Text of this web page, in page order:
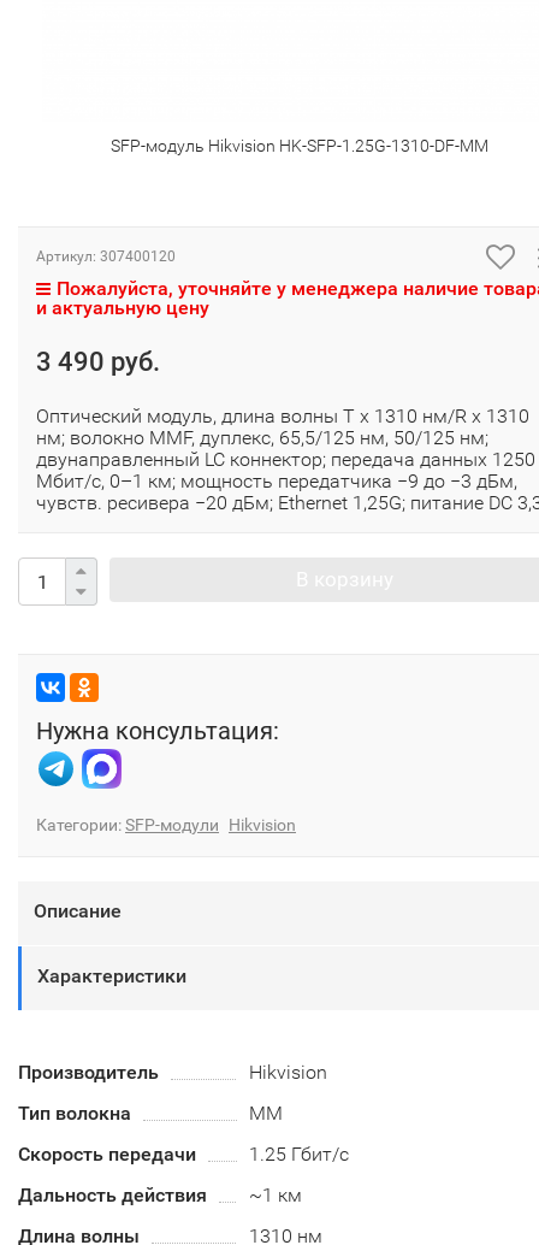
SFP-модуль Hikvision HK-SFP-1.25G-1310-DF-MM
Артикул: 307400120
Пожалуйста, уточняйте у менеджера наличие
и актуальную цену
3 490 руб.
Оптический модуль, длина волны Т х 1310 нм/R x 1310
нм; волокно MMF, дуплекс, 65,5/125 нм, 50/125 нм;
двунаправленный LC коннектор; передача данных 1250
Мбит/с, 0–1 км; мощность передатчика −9 до −3 дБм,
чувств. ресивера −20 дБм; Ethernet 1,25G; питание DC
Нужна консультация:
Категории:SFP-модули Hikvision
Описание
Характеристики
Производитель
Hikvision
Тип волокна
MM
Скорость передачи
1.25 Гбит/с
Дальность действия
~1 км
Длина волны
1310 нм